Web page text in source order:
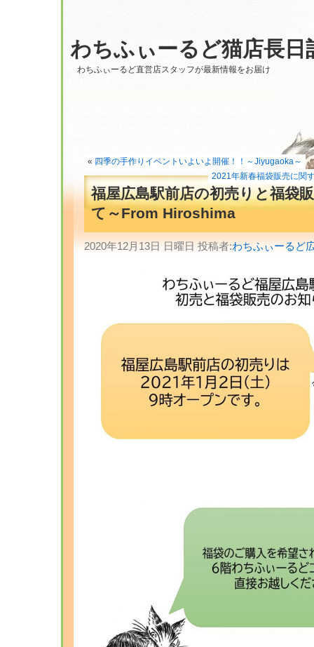
わちふぃーるど猫店長日
わちふぃーるど直営店スタッフが最新情報をお届け
« 四季の手作りイベントいよいよ開催！！～Jiyugaoka～
2021年新春福袋販売に
福屋広島駅前店の初売りと福袋
て～From Hiroshima
2020年12月13日 日曜日 投稿者:わちふぃーるど